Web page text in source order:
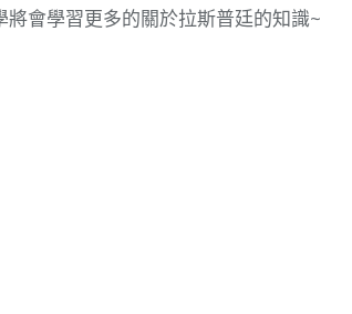
會學習更多的關於拉斯普廷的知識~